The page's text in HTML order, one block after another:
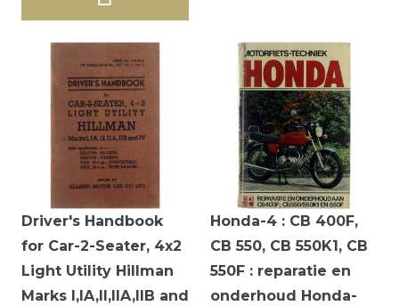
Driver's Handbook
for Car-2-Seater, 4x2
Light Utility Hillman
Marks I,IA,II,IIA,IIB and
Honda-4 : CB 400F,
CB 550, CB 550K1, CB
550F : reparatie en
onderhoud Honda-